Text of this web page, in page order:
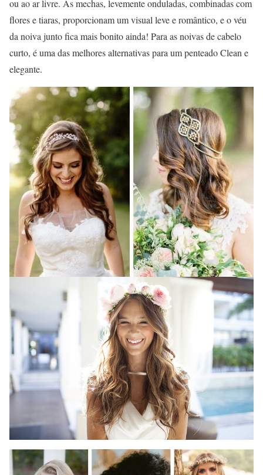
ou ao ar livre. As mechas, levemente onduladas, combinadas com
flores e tiaras, proporcionam um visual leve e romântico, e o véu
da noiva junto fica mais bonito ainda! Para as noivas de cabelo
curto, é uma das melhores alternativas para um penteado Clean e
elegante.